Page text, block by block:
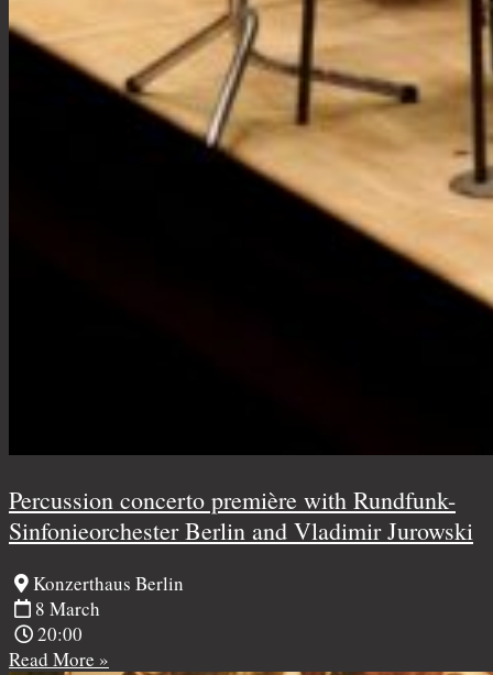
Percussion concerto première with Rundfunk-
Sinfonieorchester Berlin and Vladimir Jurowski
Konzerthaus Berlin
8 March
20:00
Read More »